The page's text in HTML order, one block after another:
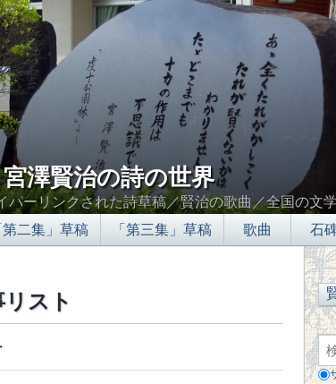
宮澤賢治の詩の世界
パーリンクされた詩草稿／賢治の歌曲／全国の文
第二集」草稿 「第三集」草稿 歌曲 石
スト